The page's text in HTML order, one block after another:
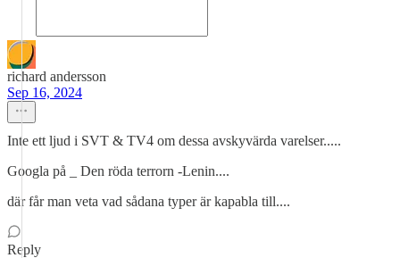
richard andersson
Sep 16, 2024
Inte ett ljud i SVT & TV4 om dessa avskyvärda varelser.....
Googla på _ Den röda terrorn -Lenin....
där får man veta vad sådana typer är kapabla till....
Reply